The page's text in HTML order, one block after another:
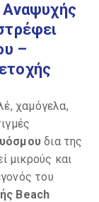
Αναψυχής
–
χαμόγελα,
δια της
μικρούς και
του
Beach